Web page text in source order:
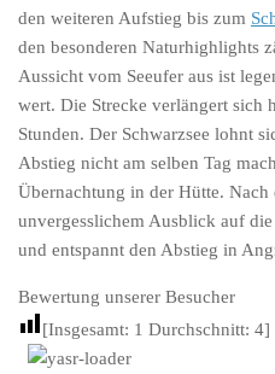
den weiteren Aufstieg bis zum
den besonderen Naturhighlights
Aussicht vom Seeufer aus ist
wert. Die Strecke verlängert sich
Stunden. Der Schwarzsee lohnt
Abstieg nicht am selben Tag
Übernachtung in der Hütte.
unvergesslichem Ausblick auf
und entspannt den Abstieg in
Bewertung unserer Besucher
[Insgesamt: 1 Durchschnitt: 4]